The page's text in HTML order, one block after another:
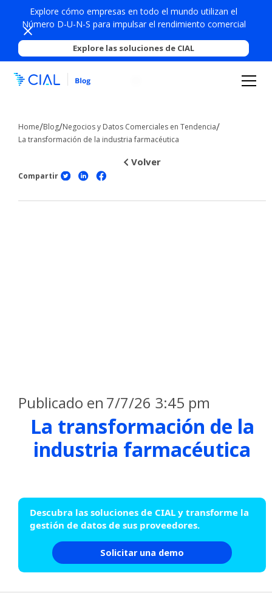
Explore cómo empresas en todo el mundo utilizan el
Número D-U-N-S para impulsar el rendimiento comercial
Explore las soluciones de CIAL
Home/Blog/Negocios y Datos Comerciales en Tendencia/
La transformación de la industria farmacéutica
Volver
Compartir
Publicado en 7/7/26 3:45 pm
La transformación de la
industria farmacéutica
Descubra las soluciones de CIAL y transforme la
gestión de datos de sus proveedores.
Solicitar una demo